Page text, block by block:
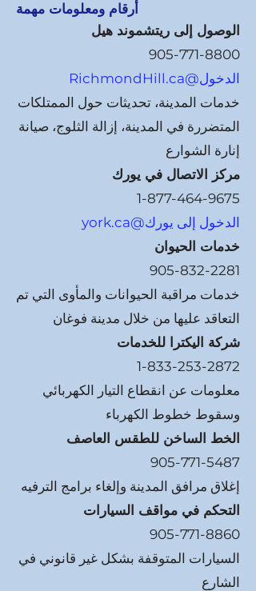
أرقام ومعلومات مهمة
الوصول إلى ريتشموند هيل
905-771-8800
الدخول@RichmondHill.ca
خدمات المدينة، تحديثات حول الممتلكات
المتضررة في المدينة، إزالة الثلوج، صيانة
إنارة الشوارع
مركز الاتصال في يورك
1-877-464-9675
الدخول إلى يورك@york.ca
خدمات الحيوان
905-832-2281
خدمات مراقبة الحيوانات والمأوى التي تم
التعاقد عليها من خلال مدينة فوغان
شركة اليكترا للخدمات
1-833-253-2872
معلومات عن انقطاع التيار الكهربائي
وسقوط خطوط الكهرباء
الخط الساخن للطقس العاصف
905-771-5487
إغلاق مرافق المدينة وإلغاء برامج الترفيه
التحكم في مواقف السيارات
905-771-8860
السيارات المتوقفة بشكل غير قانوني في
الشارع